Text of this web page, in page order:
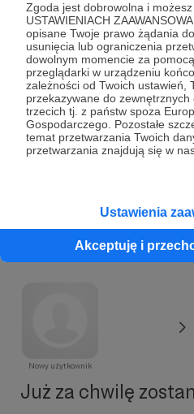
Zgoda jest dobrowolna i
USTAWIENIACH
opisane Twoje prawo żądania
usunięcia lub ograniczenia
dowolnym momencie za
przeglądarki w urządzeniu
zależności od Twoich ustawień,
przekazywane do
trzecich tj. z państw spoza
Gospodarczego. Pozostałe
temat przetwarzania Twoich
przetwarzania znajdują się w
Ustawienia
Akceptuję i
100 zł miesięcznie
Jeśli chcesz to możemy
Nowy użytkownik
Już za chwilę